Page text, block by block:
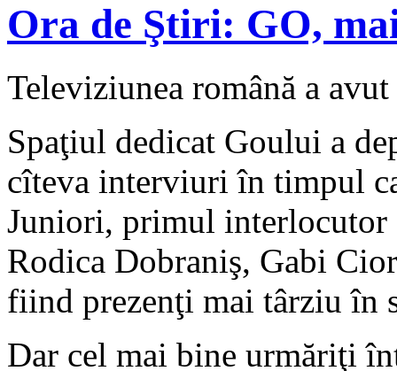
Ora de Ştiri: GO,
Televiziunea română a
Spaţiul dedicat Goului a
cîteva interviuri în timpul
Juniori, primul interlocutor
Rodica Dobraniş, Gabi
fiind prezenţi mai târziu în
Dar cel mai bine urmăriţi